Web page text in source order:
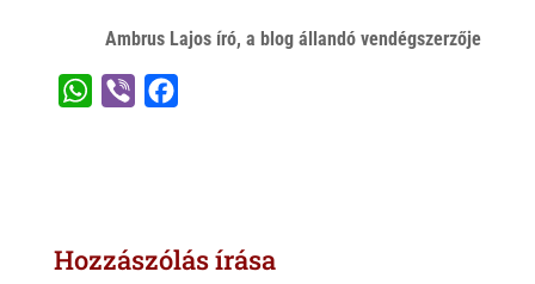
Ambrus Lajos író, a blog állandó vendégszerzője
A
o
Hozzászólás írása